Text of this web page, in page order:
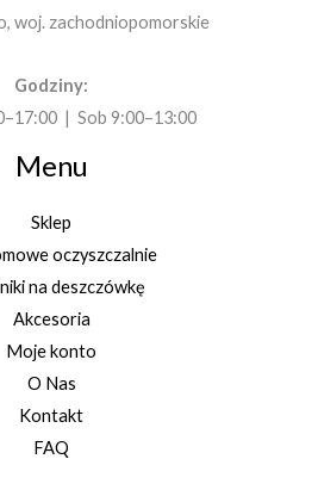
woj. zachodniopomorskie
Godziny:
| Sob 9:00–13:00
Menu
Sklep
oczyszczalnie
na deszczówkę
Akcesoria
Moje konto
O Nas
Kontakt
FAQ